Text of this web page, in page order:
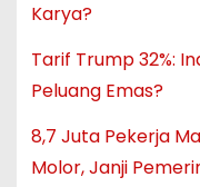
Karya?
Tarif Trump 32%:
Peluang Emas?
8,7 Juta Pekerja
Molor, Janji